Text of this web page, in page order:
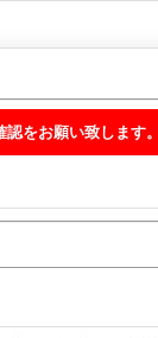
をお願い致します。